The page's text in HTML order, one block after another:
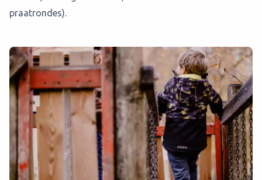
praatrondes).